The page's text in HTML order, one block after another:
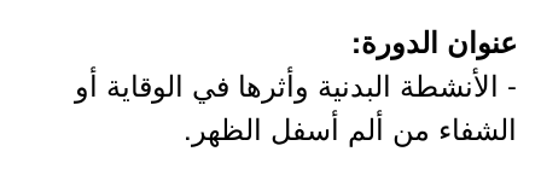
عنوان الدورة:
- الأنشطة البدنية وأثرها في الوقاية أو
الشفاء من ألم أسفل الظهر.